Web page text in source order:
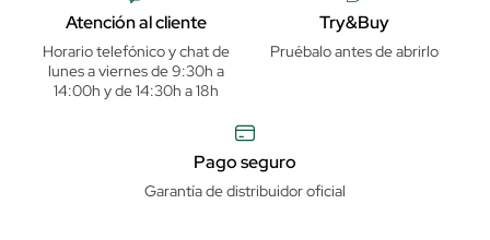
Atención al cliente
Horario telefónico y chat de
lunes a viernes de 9:30h a
14:00h y de 14:30h a 18h
Try&Buy
Pruébalo antes de abrirlo
Pago seguro
Garantía de distribuidor oficial